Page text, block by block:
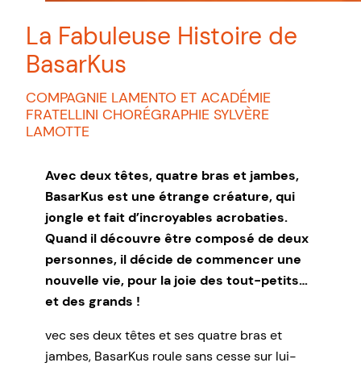
La Fabuleuse Histoire de
BasarKus
COMPAGNIE LAMENTO ET ACADÉMIE
FRATELLINI CHORÉGRAPHIE SYLVÈRE
LAMOTTE
Avec deux têtes, quatre bras et jambes,
BasarKus est une étrange créature, qui
jongle et fait d’incroyables acrobaties.
Quand il découvre être composé de deux
personnes, il décide de commencer une
nouvelle vie, pour la joie des tout-petits…
et des grands !
vec ses deux têtes et ses quatre bras et
jambes, BasarKus roule sans cesse sur lui-